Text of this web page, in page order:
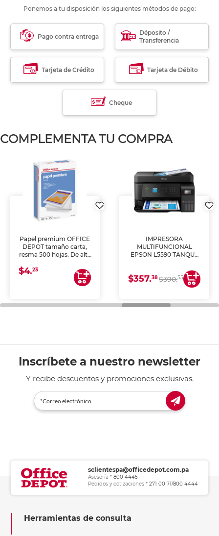
Ponemos a tu disposición los siguientes métodos de pago:
Pago contra entrega
Déposito /
Transferencia
Tarjeta de Crédito Tarjeta de Débito
Cheque
COMPLEMENTA TU COMPRA
Papel premium OFFICE
DEPOT tamaño carta,
resma 500 hojas. De alta
uniforme, ideal para
impresoras de inyección
de tinta y láser,
general de oficina.
$4.23
IMPRESORA
MULTIFUNCIONAL
EPSON L5590 TANQUE
COPIA Y ESCANEA)
$357.38$390.55
Inscríbete a nuestro newsletter
Y recibe descuentos y promociones exclusivas.
sclientespa@officedepot.com.pa
Asesoría * 800 4445
Pedidos y cotizaciones * 271 00 71/800 4444
Herramientas de consulta